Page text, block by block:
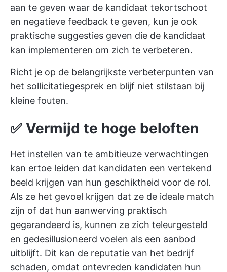
aan te geven waar de kandidaat tekortschoot
en negatieve feedback te geven, kun je ook
praktische suggesties geven die de kandidaat
kan implementeren om zich te verbeteren.
Richt je op de belangrijkste verbeterpunten van
het sollicitatiegesprek en blijf niet stilstaan bij
kleine fouten.
✅ Vermijd te hoge beloften
Het instellen van te ambitieuze verwachtingen
kan ertoe leiden dat kandidaten een vertekend
beeld krijgen van hun geschiktheid voor de rol.
Als ze het gevoel krijgen dat ze de ideale match
zijn of dat hun aanwerving praktisch
gegarandeerd is, kunnen ze zich teleurgesteld
en gedesillusioneerd voelen als een aanbod
uitblijft. Dit kan de reputatie van het bedrijf
schaden, omdat ontevreden kandidaten hun